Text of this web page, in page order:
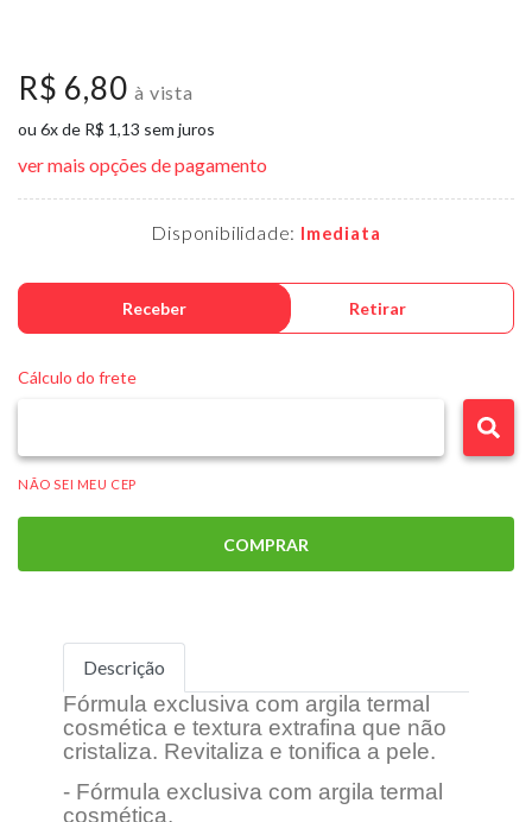
R$ 6,80à vista
ou 6x de R$ 1,13 sem juros
ver mais opções de pagamento
Disponibilidade: Imediata
Receber Retirar
Cálculo do frete
NÃO SEI MEU CEP
COMPRAR
Descrição
Fórmula exclusiva com argila termal
cosmética e textura extrafina que não
cristaliza. Revitaliza e tonifica a pele.
- Fórmula exclusiva com argila termal
cosmética.